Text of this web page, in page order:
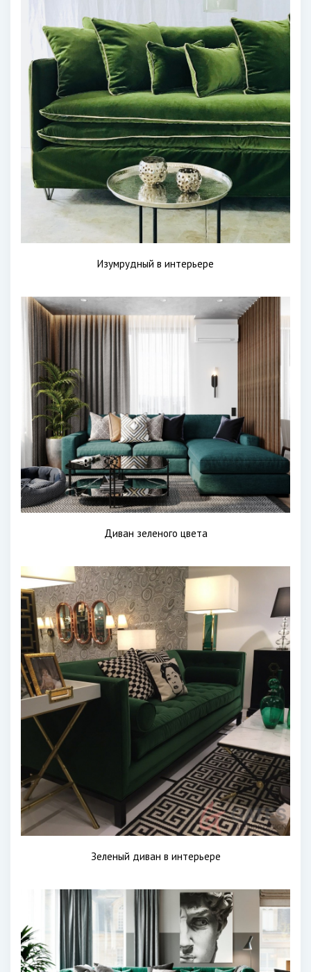
Изумрудный в интерьере
Диван зеленого цвета
Зеленый диван в интерьере